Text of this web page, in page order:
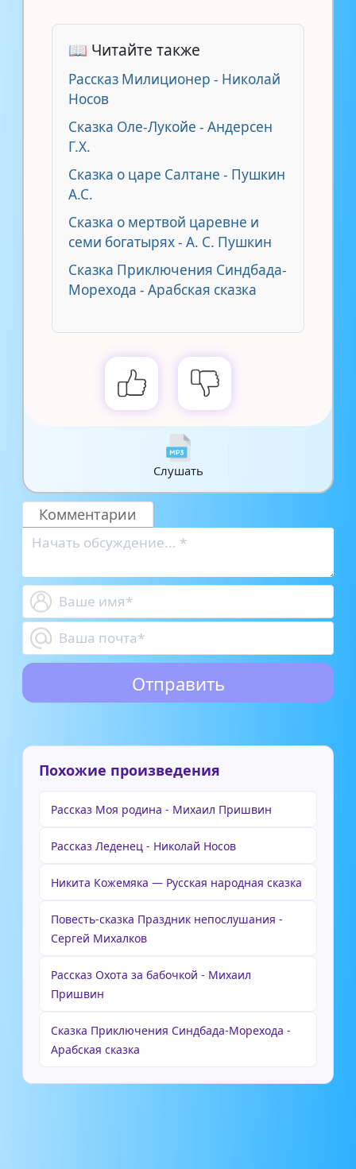
📖 Читайте также
Рассказ Милиционер - Николай
Носов
Сказка Оле-Лукойе - Андерсен
Г.Х.
Сказка о царе Салтане - Пушкин
А.С.
Сказка о мертвой царевне и
семи богатырях - А. С. Пушкин
Сказка Приключения Синдбада-
Морехода - Арабская сказка
Слушать
Комментарии
Похожие произведения
Рассказ Моя родина - Михаил Пришвин
Рассказ Леденец - Николай Носов
Никита Кожемяка — Русская народная сказка
Повесть-сказка Праздник непослушания -
Сергей Михалков
Рассказ Охота за бабочкой - Михаил
Пришвин
Сказка Приключения Синдбада-Морехода -
Арабская сказка